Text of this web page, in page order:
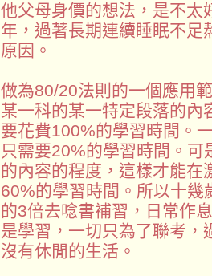
他父母身價的想法，是不太
年，過著長期連續睡眠不足
原因。
做為80/20法則的一個應用
某一科的某一特定段落的
要花費100%的學習時間。
只需要20%的學習時間。
的內容的程度，這樣才能在
60%的學習時間。所以十幾
的3倍去唸書補習，日常作
是學習，一切只為了聯考，
沒有休閒的生活。